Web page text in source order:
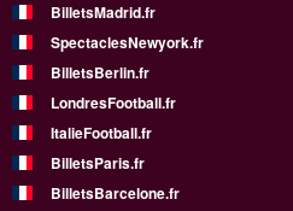
BilletsMadrid.fr
SpectaclesNewyork.fr
BilletsBerlin.fr
LondresFootball.fr
ItalieFootball.fr
BilletsParis.fr
BilletsBarcelone.fr